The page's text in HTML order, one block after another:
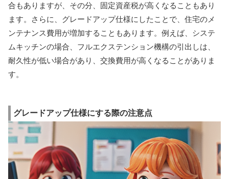
合もありますが、その分、固定資産税が高くなることもあり
ます。さらに、グレードアップ仕様にしたことで、住宅のメ
ンテナンス費用が増加することもあります。例えば、システ
ムキッチンの場合、フルエクステンション機構の引出しは、
耐久性が低い場合があり、交換費用が高くなることがありま
す。
グレードアップ仕様にする際の注意点